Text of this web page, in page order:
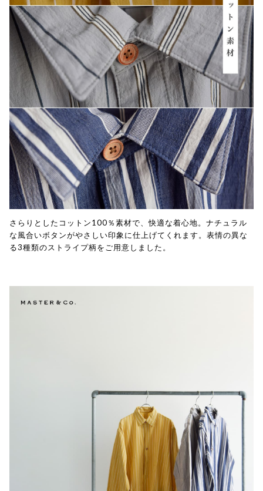
さらりとしたコットン100％素材で、快適な着心地。ナチュラル
な風合いボタンがやさしい印象に仕上げてくれます。表情の異な
る3種類のストライプ柄をご用意しました。